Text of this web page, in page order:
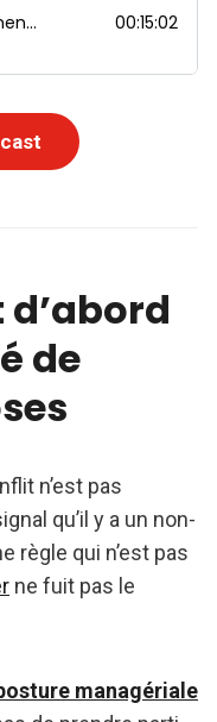
d’abord
de
n’est pas
qu’il y a un non-
règle qui n’est pas
ne fuit pas le
managériale